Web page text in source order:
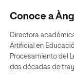
Conoce a
Directora
Artificial en
Procesamiento del
dos décadas de